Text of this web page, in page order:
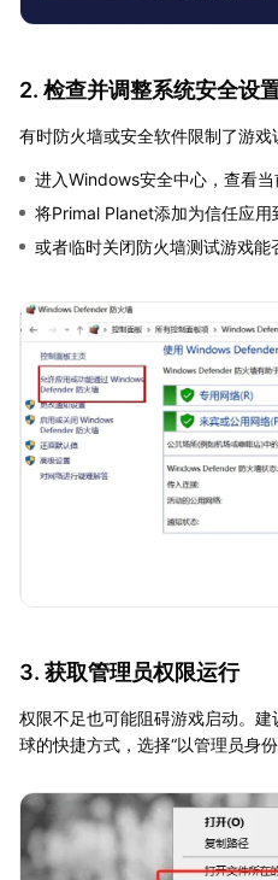
2. 检查并调整系统安全设
有时防火墙或安全软件限制了游戏
进入Windows安全中心，查看
将Primal Planet添加为信任应用
或者临时关闭防火墙测试游戏能
3. 获取管理员权限运行
权限不足也可能阻碍游戏启动。
球的快捷方式，选择“以管理员身